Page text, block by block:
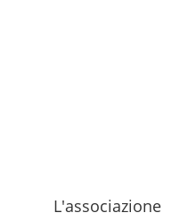
L'associazione